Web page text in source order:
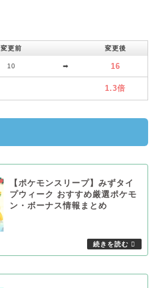
変更前 変更後
10 ➡︎ 16
1.3倍
【ポケモンスリープ】みずタイ
プウィーク おすすめ厳選ポケモ
ン・ボーナス情報まとめ